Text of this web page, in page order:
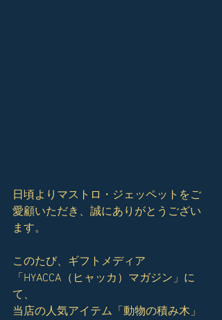
日頃よりマストロ・ジェッペットをご
愛顧いただき、誠にありがとうござい
ます。
このたび、ギフトメディア
「HYACCA（ヒャッカ）マガジン」に
て、
当店の人気アイテム「動物の積み木」